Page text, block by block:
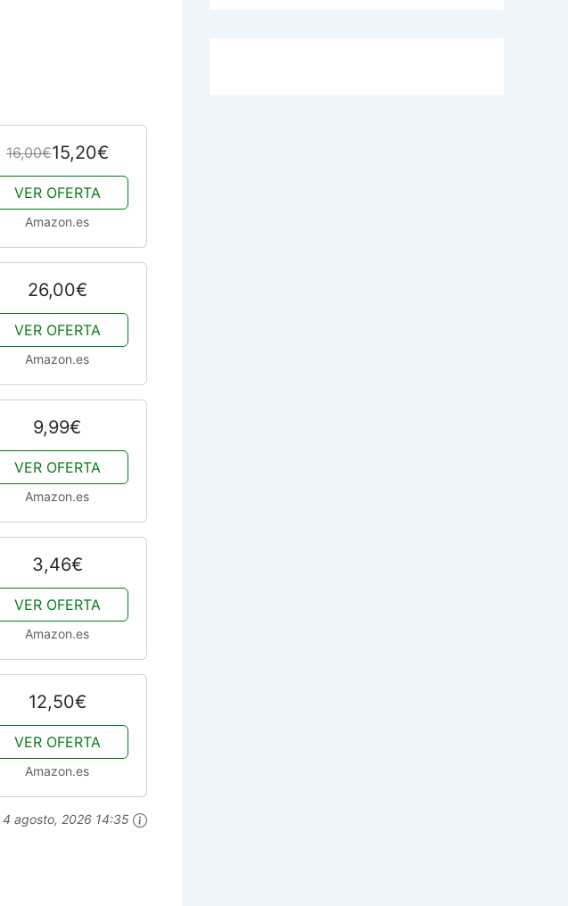
16,00€15,20€
VER OFERTA
Amazon.es
26,00€
VER OFERTA
Amazon.es
9,99€
VER OFERTA
Amazon.es
3,46€
VER OFERTA
Amazon.es
12,50€
VER OFERTA
Amazon.es
4 agosto, 2026 14:35